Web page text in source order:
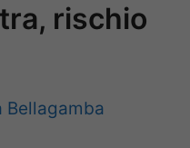
rischio
Bellagamba